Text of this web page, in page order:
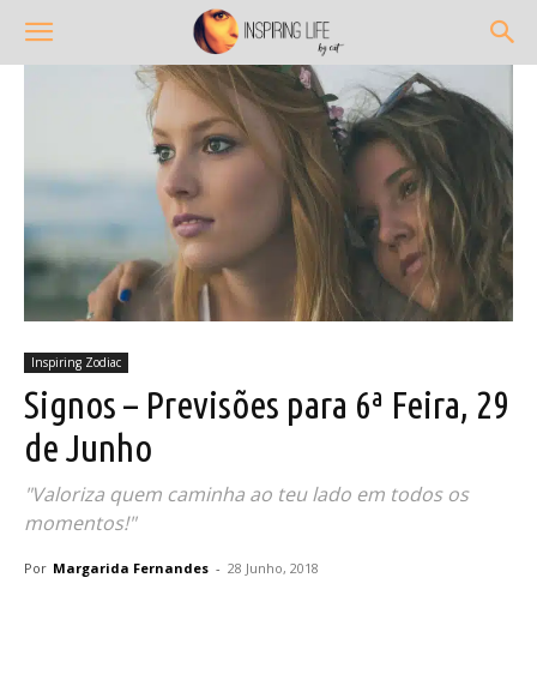
Inspiring Zodiac
Signos – Previsões para 6ª Feira, 29
de Junho
"Valoriza quem caminha ao teu lado em todos os
momentos!"
Por Margarida Fernandes - 28 Junho, 2018